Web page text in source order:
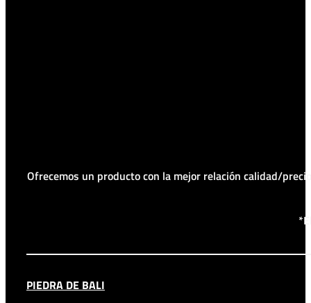
Ofrecemos un producto con la mejor relación calidad/
PIEDRA DE BALI